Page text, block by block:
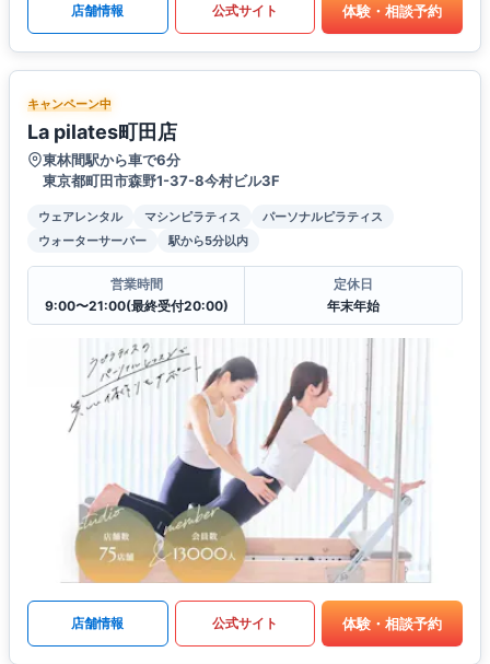
店舗情報 公式サイト 体験・相談予約
キャンペーン中
La pilates町田店
東林間駅から車で6分
東京都町田市森野1-37-8今村ビル3F
ウェアレンタル マシンピラティス
パーソナルピラティス
ウォーターサーバー
駅から5分以内
営業時間
9:00〜21:00(最終受付20:00)
定休日
年末年始
店舗情報 公式サイト 体験・相談予約